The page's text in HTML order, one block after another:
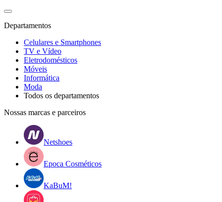
Departamentos
Celulares e Smartphones
TV e Vídeo
Eletrodomésticos
Móveis
Informática
Moda
Todos os departamentos
Nossas marcas e parceiros
Netshoes
Epoca Cosméticos
KaBuM!